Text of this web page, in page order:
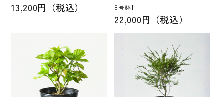
13,200円（税込）
8号鉢】
22,000円（税込）